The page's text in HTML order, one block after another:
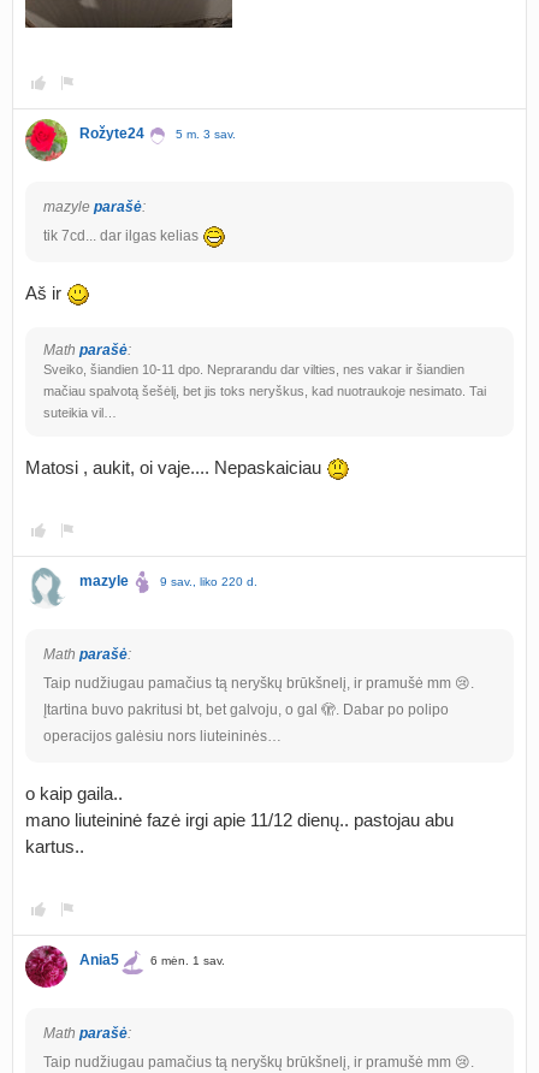
Rožyte24 5 m. 3 sav.
mazyle parašė:
tik 7cd... dar ilgas kelias
Aš ir
Math parašė:
Sveiko, šiandien 10-11 dpo. Neprarandu dar vilties, nes vakar ir šiandien
mačiau spalvotą šešėlį, bet jis toks neryškus, kad nuotraukoje nesimato. Tai
suteikia vil…
Matosi , aukit, oi vaje.... Nepaskaiciau
mazyle 9 sav., liko 220 d.
Math parašė:
Taip nudžiugau pamačius tą neryškų brūkšnelį, ir pramušė mm 😢.
Įtartina buvo pakritusi bt, bet galvoju, o gal 🫣. Dabar po polipo
operacijos galėsiu nors liuteininės…
o kaip gaila..
mano liuteininė fazė irgi apie 11/12 dienų.. pastojau abu
kartus..
Ania5 6 mėn. 1 sav.
Math parašė:
Taip nudžiugau pamačius tą neryškų brūkšnelį, ir pramušė mm 😢.